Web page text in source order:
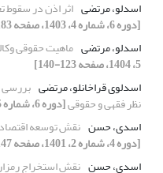
اسدلو، مرتضی اثر اذن در سقوط
[دوره 6، شماره 4، 1403، صفحه 183-198]
اسدلو، مرتضی ماهیت حقوقی
5، 1404، صفحه 123-140]
اسدلوی قراخانلو، مرتضی بررسی
نظر فقهی و حقوقی[دوره 6، شماره 5، 1403، صفحه 739-754]
اسدی، حسن نقش توسعه
[دوره 4، شماره 2، 1401، صفحه 147-163]
اسدی، حسن نقش استخراج